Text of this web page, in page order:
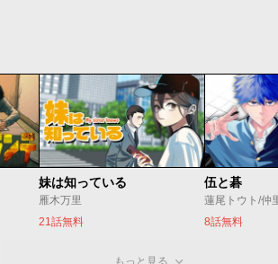
妹は知っている
雁木万里
21話無料
伍と碁
蓮尾トウト/仲
8話無料